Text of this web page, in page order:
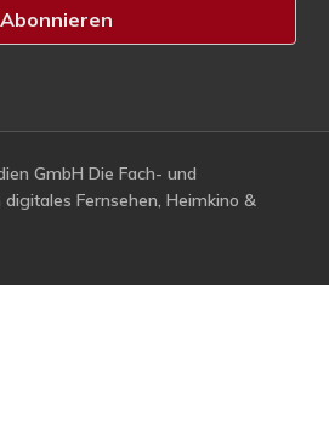
GmbH Die Fach- und
Fernsehen, Heimkino &